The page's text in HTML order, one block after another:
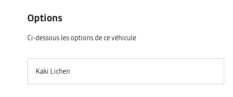
Options
Ci-dessous les options de ce véhicule
Kaki Lichen